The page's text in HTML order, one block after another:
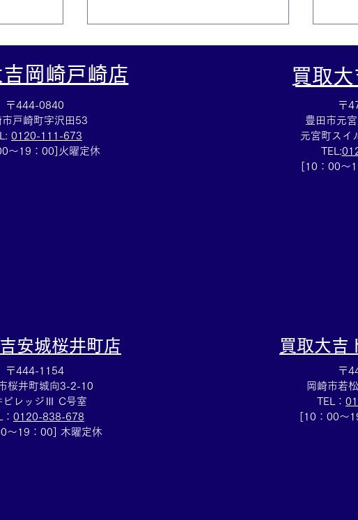
アッ
岡崎戸崎店
〒444-0840
市戸崎町字沢田53
0120-111-673
～19：00]火曜定休
安城桜井町店
〒444-1154
桜井町城向3-2-10
ビレッジⅢ C号室
0120-838-678
～19：00] 木曜定休
買取
〒
豊田市元
元宮町スイ
TEL:
[10：00～
買取大吉
〒
岡崎市若
TEL：
[10：00～